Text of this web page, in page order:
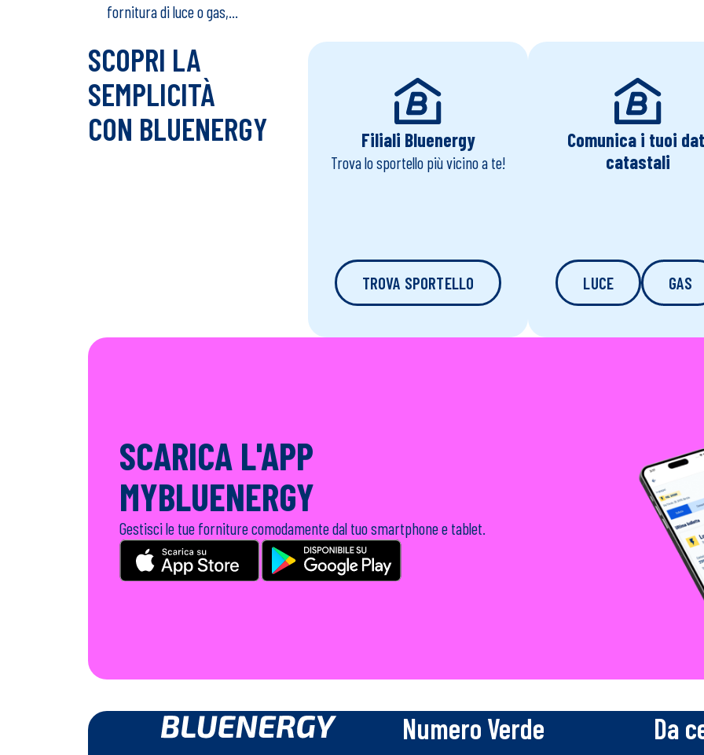
fornitura di luce o gas,...
SCOPRI LA
SEMPLICITÀ
CON BLUENERGY
Filiali Bluenergy
Trova lo sportello più vicino a te!
TROVA SPORTELLO
Comunica i tuoi
catastali
LUCE GAS
SCARICA L'APP
MYBLUENERGY
Gestisci le tue forniture comodamente dal tuo smartphone e tablet.
Numero Verde Da